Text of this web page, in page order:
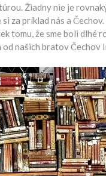
Žiadny nie je
za príklad nás a
tomu, že sme boli
našich bratov Čechov